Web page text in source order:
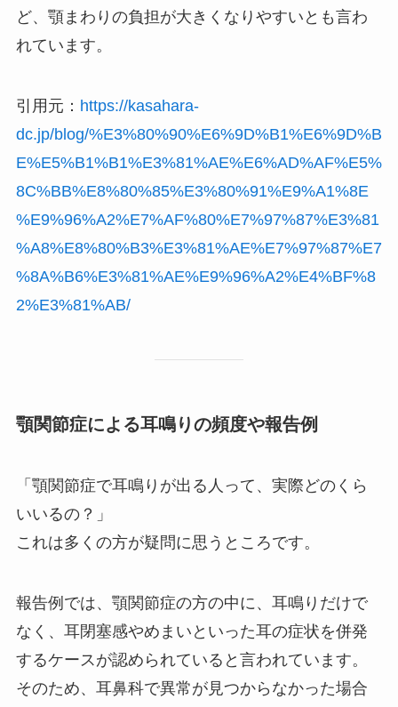
ど、顎まわりの負担が大きくなりやすいとも言わ
れています。
引用元： https://kasahara-
dc.jp/blog/%E3%80%90%E6%9D%B1%E6%9D%B
E%E5%B1%B1%E3%81%AE%E6%AD%AF%E5%
8C%BB%E8%80%85%E3%80%91%E9%A1%8E
%E9%96%A2%E7%AF%80%E7%97%87%E3%81
%A8%E8%80%B3%E3%81%AE%E7%97%87%E7
%8A%B6%E3%81%AE%E9%96%A2%E4%BF%8
2%E3%81%AB/
顎関節症による耳鳴りの頻度や報告例
「顎関節症で耳鳴りが出る人って、実際どのくら
いいるの？」
これは多くの方が疑問に思うところです。
報告例では、顎関節症の方の中に、耳鳴りだけで
なく、耳閉塞感やめまいといった耳の症状を併発
するケースが認められていると言われています。
そのため、耳鼻科で異常が見つからなかった場合